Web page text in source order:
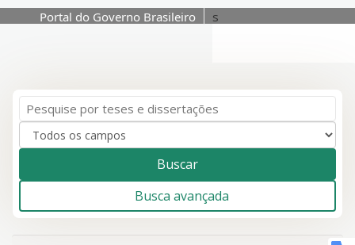
Portal do Governo Brasileiro s
A sua busca -
Buscar
Busca avançada